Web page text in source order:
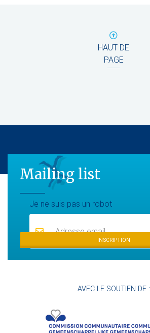
HAUT DE
PAGE
Mailing list
Je ne suis pas un robotMailing list
INSCRIPTION
AVEC LE SOUTIEN DE :